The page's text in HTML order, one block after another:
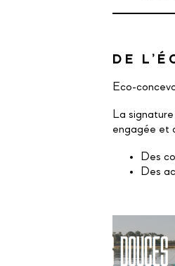
DE
Eco-
La
engagée et
Des
Des